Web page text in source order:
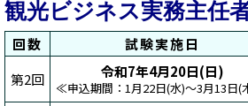
観光ビジネス実務主任
回数 試験実施日
第2回 令和7年4月20日(日)
≪申込期間：1月22日(水)～3月13日